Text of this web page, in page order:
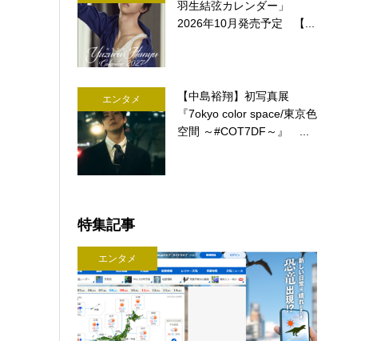
羽生結弦カレンダー」
2026年10月発売予定 【...
エンタメ
【中島裕翔】初写真展
『7okyo color space/東京色
空間 ～#COT7DF～』 ...
特集記事
エンタメ